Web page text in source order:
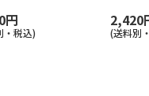
円
・税込)
2,420
(送料別